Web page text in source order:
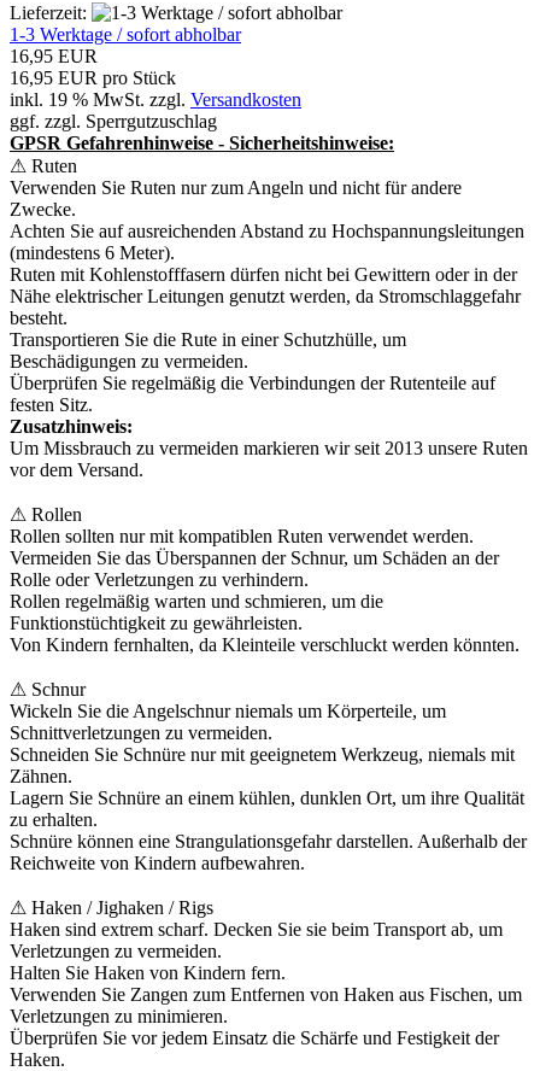
Lieferzeit:
1-3 Werktage / sofort abholbar
16,95 EUR
16,95 EUR pro Stück
inkl. 19 % MwSt. zzgl. Versandkosten
ggf. zzgl. Sperrgutzuschlag
GPSR Gefahrenhinweise - Sicherheitshinweise:
⚠ Ruten
Verwenden Sie Ruten nur zum Angeln und nicht für andere
Zwecke.
Achten Sie auf ausreichenden Abstand zu Hochspannungsleitungen
(mindestens 6 Meter).
Ruten mit Kohlenstofffasern dürfen nicht bei Gewittern oder in der
Nähe elektrischer Leitungen genutzt werden, da Stromschlaggefahr
besteht.
Transportieren Sie die Rute in einer Schutzhülle, um
Beschädigungen zu vermeiden.
Überprüfen Sie regelmäßig die Verbindungen der Rutenteile auf
festen Sitz.
Zusatzhinweis:
Um Missbrauch zu vermeiden markieren wir seit 2013 unsere Ruten
vor dem Versand.
⚠ Rollen
Rollen sollten nur mit kompatiblen Ruten verwendet werden.
Vermeiden Sie das Überspannen der Schnur, um Schäden an der
Rolle oder Verletzungen zu verhindern.
Rollen regelmäßig warten und schmieren, um die
Funktionstüchtigkeit zu gewährleisten.
Von Kindern fernhalten, da Kleinteile verschluckt werden könnten.
⚠ Schnur
Wickeln Sie die Angelschnur niemals um Körperteile, um
Schnittverletzungen zu vermeiden.
Schneiden Sie Schnüre nur mit geeignetem Werkzeug, niemals mit
Zähnen.
Lagern Sie Schnüre an einem kühlen, dunklen Ort, um ihre Qualität
zu erhalten.
Schnüre können eine Strangulationsgefahr darstellen. Außerhalb der
Reichweite von Kindern aufbewahren.
⚠ Haken / Jighaken / Rigs
Haken sind extrem scharf. Decken Sie sie beim Transport ab, um
Verletzungen zu vermeiden.
Halten Sie Haken von Kindern fern.
Verwenden Sie Zangen zum Entfernen von Haken aus Fischen, um
Verletzungen zu minimieren.
Überprüfen Sie vor jedem Einsatz die Schärfe und Festigkeit der
Haken.